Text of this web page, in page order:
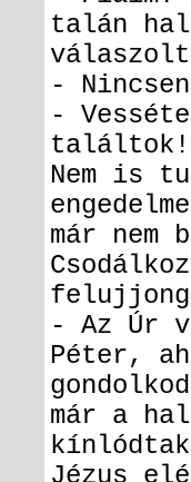
talán
-
-
találtok!
Nem is
már
- Az Úr
Péter,
már a
Jézus